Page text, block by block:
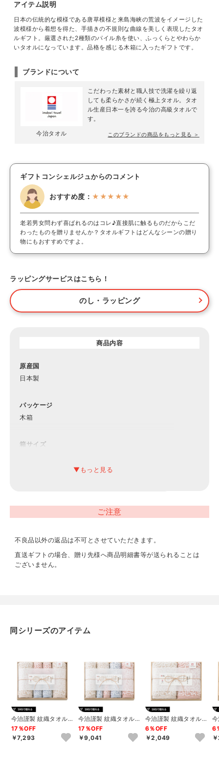
アイテム説明
日本の伝統的な模様である唐草模様と来島海峡の荒波をイメージした
波模様から着想を得た、手描きの不規則な曲線を美しく表現したタオ
ルギフト。厳選された2種類のパイル糸を使い、ふっくらとやわらか
いタオルになっています。品格を感じる木箱に入ったギフトです。
ブランドについて
今治タオル
こだわった素材と職人技で洗濯を繰り返
しても柔らかさが続く極上タオル。タオ
ル生産日本一を誇る今治の高級タオルで
す。
このブランドの商品をもっと見る ＞
ギフトコンシェルジュからのコメント
おすすめ度： ★★★★★
老若男女問わず喜ばれるのはコレ♪直接肌に触るものだからこだ
わったものを贈りませんか？タオルギフトはどんなシーンの贈り
物にもおすすめですよ。
ラッピングサービスはこちら！
のし・ラッピング
商品内容
原産国
日本製
パッケージ
木箱
箱サイズ
重量
ご注意
不良品以外の返品は不可とさせていただきます。
直送ギフトの場合、贈り先様へ商品明細書等が送られることは
ございません。
同シリーズのアイテム
今治謹製 紋織タオル
タオルセット A
17％OFF
￥7,293
今治謹製 紋織タオル
タオルセット B
17％OFF
￥9,041
今治謹製 紋織タオル
フェイスタオル2P
（ピンク）
6％OFF
￥2,049
6